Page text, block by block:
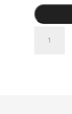
Matt